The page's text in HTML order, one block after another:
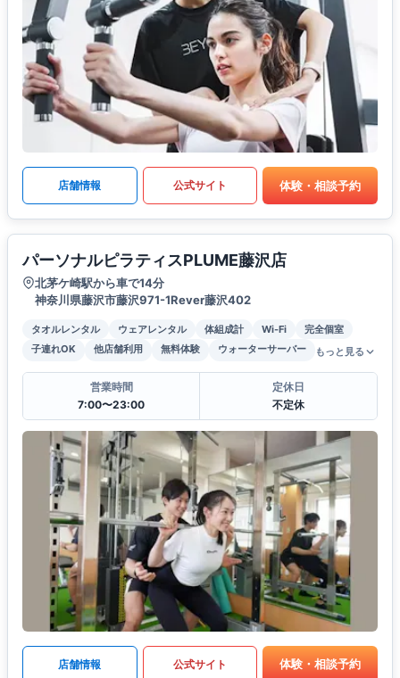
店舗情報 公式サイト 体験・相談予約
パーソナルピラティスPLUME藤沢店
北茅ケ崎駅から車で14分
神奈川県藤沢市藤沢971-1Rever藤沢402
タオルレンタル ウェアレンタル 体組成計 Wi-Fi
完全個室
子連れOK
他店舗利用 無料体験 ウォーターサーバー もっと見る
営業時間
7:00〜23:00
定休日
不定休
店舗情報 公式サイト 体験・相談予約